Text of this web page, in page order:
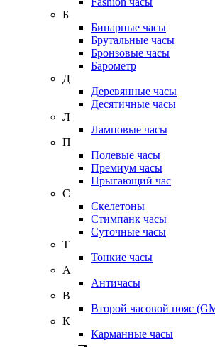
Б
Бинарные часы
Брутальные часы
Бронзовые часы
Барометр
Д
Деревянные часы
Десятичные часы
Л
Ламповые часы
П
Полевые часы
Премиум часы
Прыгающий час
С
Скелетоны
Стимпанк часы
Суточные часы
Т
Тонкие часы
А
Античасы
В
Второй часовой пояс
К
Карманные часы